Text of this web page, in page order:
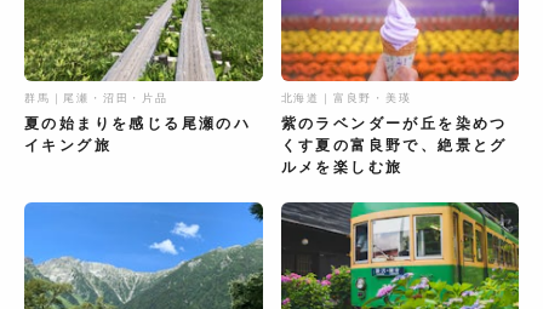
群馬｜尾瀬・沼田・片品
夏の始まりを感じる尾瀬のハ
イキング旅
北海道｜富良野・美瑛
紫のラベンダーが丘を染めつ
くす夏の富良野で、絶景とグ
ルメを楽しむ旅